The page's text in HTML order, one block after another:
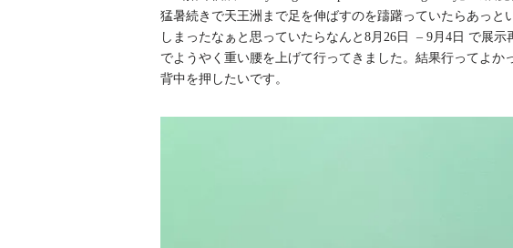
at
e
猛暑続きで天王洲まで足を伸ばすのを躊躇っていたらあっと
しまったなぁと思っていたらなんと8月26日 – 9月4日 で展
でようやく重い腰を上げて行ってきました。結果行ってよか
背中を押したいです。